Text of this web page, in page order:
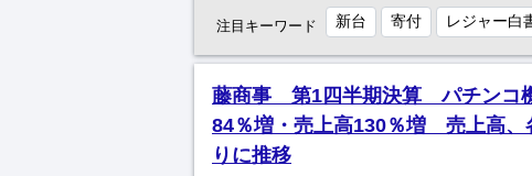
注目キーワード 新台 寄付 レジャー白
藤商事 第1四半期決算 パチンコ
84％増・売上高130％増 売上高、
りに推移